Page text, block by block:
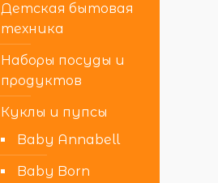
Детская бытовая
техника
Наборы посуды и
продуктов
Куклы и пупсы
Baby Annabell
Baby Born